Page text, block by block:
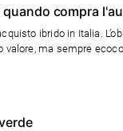
quando compra
valore, ma sempre